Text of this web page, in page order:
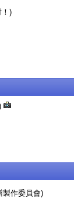
！)
製作委員會)